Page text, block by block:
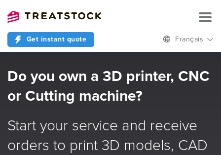
Get instant quote Français
Do you own a 3D printer, CNC
or Cutting machine?
Start your service and receive
orders to print 3D models, CAD